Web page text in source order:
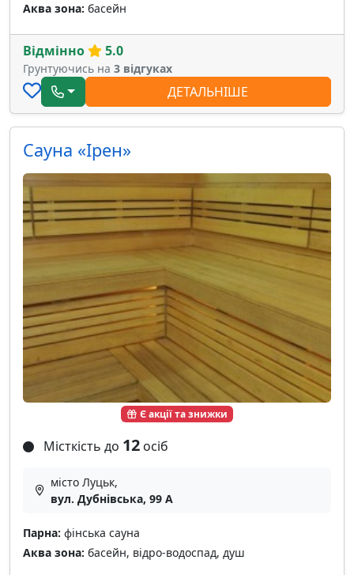
Аква зона: басейн
Відмінно 5.0
Грунтуючись на 3 відгуках
ДЕТАЛЬНІШЕ
Є акції та знижки
Сауна «Ірен»
Місткість до 12 осіб
місто Луцьк,
вул. Дубнівська, 99 А
Парна: фінська сауна
Аква зона: басейн, відро-водоспад, душ